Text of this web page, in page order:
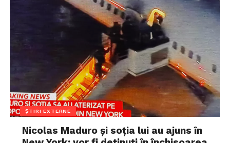
ȘTIRI EXTERNE
Nicolas Maduro și soția lui au ajuns în